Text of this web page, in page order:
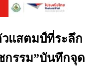
แสตมป์ที่ระลึก
กรรม”บันทึกจุด